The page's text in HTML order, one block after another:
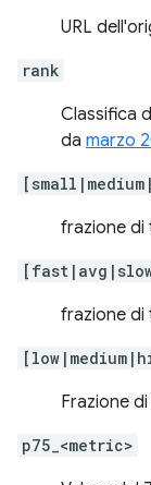
URL
rank
Classifica
da marzo
frazione di
frazione di
Frazione
p75_<metric>